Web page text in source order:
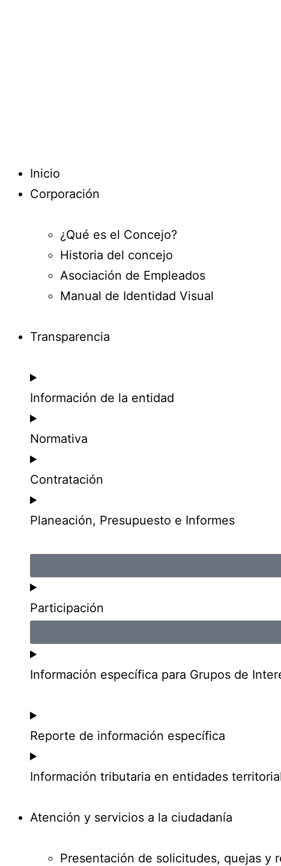
Inicio
Corporación
¿Qué es el Concejo?
Historia del concejo
Asociación de Empleados
Manual de Identidad Visual
Transparencia
Información de la entidad
Normativa
Contratación
Planeación, Presupuesto e Informes
Participación
Información específica para Grupos de
Reporte de información específica
Información tributaria en entidades
Atención y servicios a la ciudadanía
Presentación de solicitudes, quejas y